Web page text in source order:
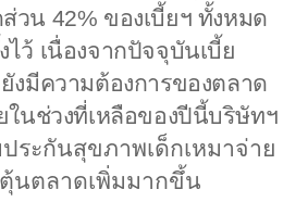
วน 42% ของเบี้ยฯ ทั้งหมด
ว้ เนื่องจากปัจจุบันเบี้ย
งมีความต้องการของตลาด
ในช่วงที่เหลือของปีนี้บริษัทฯ
ระกันสุขภาพเด็กเหมาจ่าย
นตลาดเพิ่มมากขึ้น